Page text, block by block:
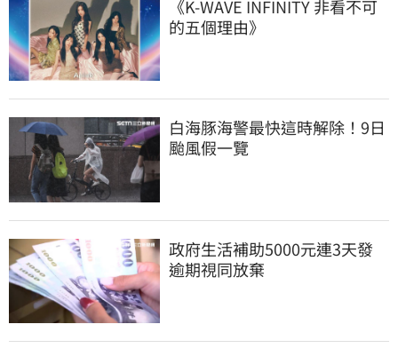
《K-WAVE INFINITY 非看不可
的五個理由》
白海豚海警最快這時解除！9日
颱風假一覽
政府生活補助5000元連3天發
逾期視同放棄